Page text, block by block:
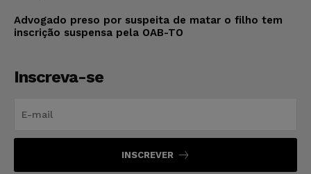
Advogado preso por suspeita de matar o filho tem
inscrição suspensa pela OAB-TO
Inscreva-se
INSCREVER